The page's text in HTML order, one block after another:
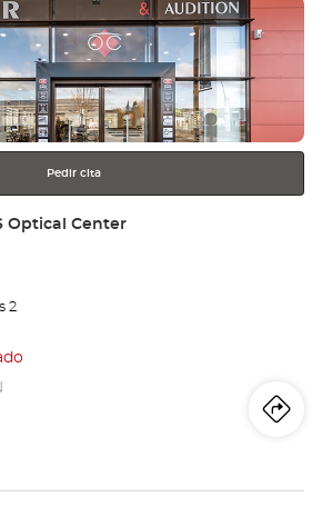
LE
Pedir cita
Optical Center
2
a